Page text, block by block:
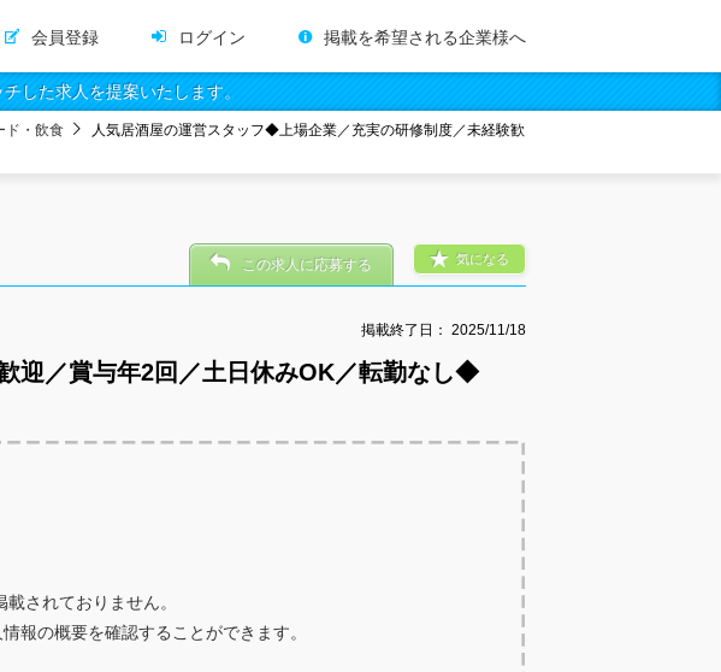
会員登録 ログイン 掲載を希望される企業様へ
した求人を提案いたします。
ド・飲食
人気居酒屋の運営スタッフ◆上場企業／充実の研修制度／未経験歓
掲載終了日： 2025/11/18
迎／賞与年2回／土日休みOK／転勤なし◆
気になる
この求人に応募する
されておりません。
報の概要を確認することができます。